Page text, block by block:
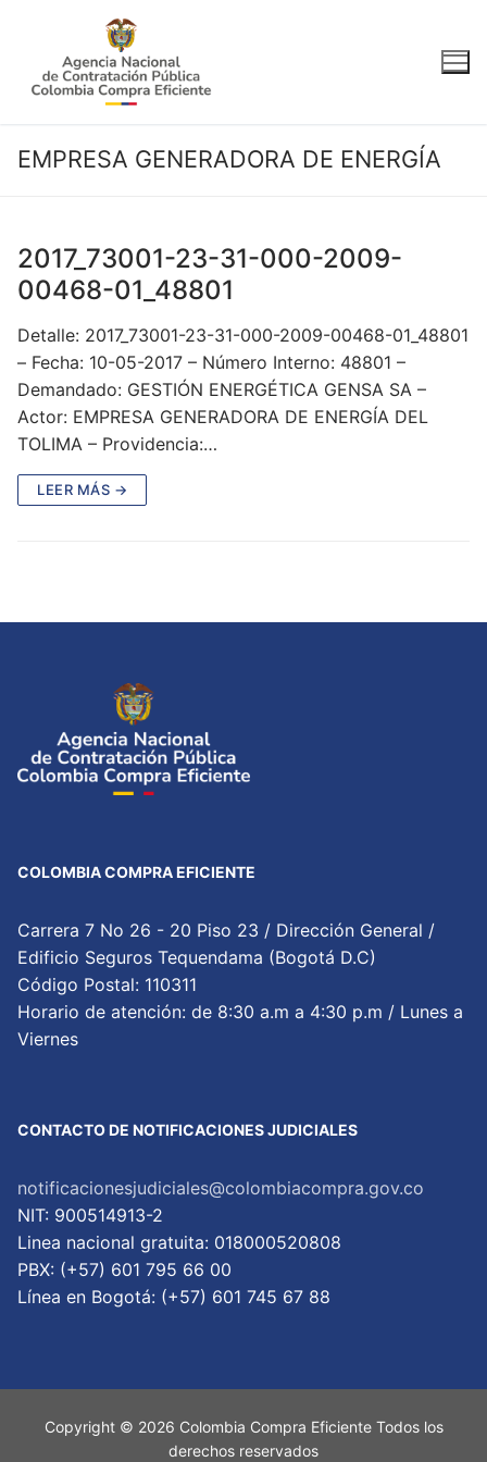
contenido
EMPRESA GENERADORA DE ENERGÍA
2017_73001-23-31-000-2009-
00468-01_48801
Detalle: 2017_73001-23-31-000-2009-00468-01_48801
– Fecha: 10-05-2017 – Número Interno: 48801 –
Demandado: GESTIÓN ENERGÉTICA GENSA SA –
Actor: EMPRESA GENERADORA DE ENERGÍA DEL
TOLIMA – Providencia:…
LEER MÁS →
COLOMBIA COMPRA EFICIENTE
Carrera 7 No 26 - 20 Piso 23 / Dirección General /
Edificio Seguros Tequendama (Bogotá D.C)
Código Postal: 110311
Horario de atención: de 8:30 a.m a 4:30 p.m / Lunes a
Viernes
CONTACTO DE NOTIFICACIONES JUDICIALES
notificacionesjudiciales@colombiacompra.gov.co
NIT: 900514913-2
Linea nacional gratuita: 018000520808
PBX: (+57) 601 795 66 00
Lí­nea en Bogotá: (+57) 601 745 67 88
Copyright © 2026 Colombia Compra Eficiente Todos los
derechos reservados